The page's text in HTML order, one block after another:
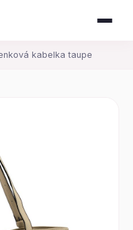
kabelka taupe